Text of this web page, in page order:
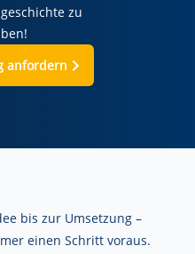
zu
anfordern
bis zur Umsetzung –
einen Schritt voraus.